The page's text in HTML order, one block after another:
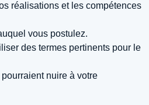
réalisations et les compétences
vous postulez.
des termes pertinents pour le
nuire à votre